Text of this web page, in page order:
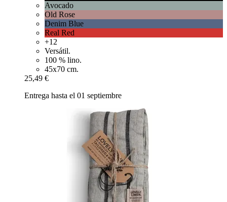
Avocado
Old Rose
Denim Blue
Real Red
+12
Versátil.
100 % lino.
45x70 cm.
25,49 €
Entrega hasta el 01 septiembre